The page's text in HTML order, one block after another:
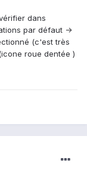
dans
par défaut ->
(c'est très
roue dentée )